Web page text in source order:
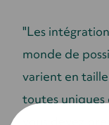
"Les
monde de
varient en
toutes uniques